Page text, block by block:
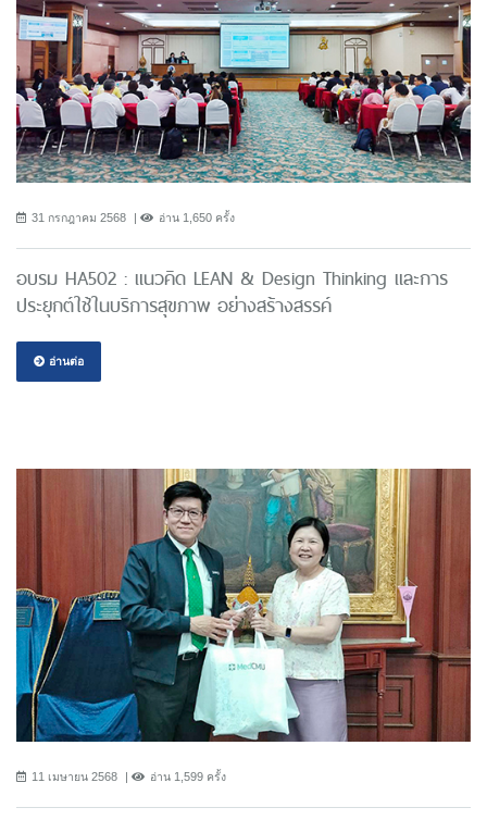
31 กรกฎาคม 2568 อ่าน 1,650 ครั้ง
อบรม HA502 : แนวคิด LEAN & Design Thinking และการ
ประยุกต์ใช้ในบริการสุขภาพ อย่างสร้างสรรค์
อ่านต่อ
11 เมษายน 2568 อ่าน 1,599 ครั้ง